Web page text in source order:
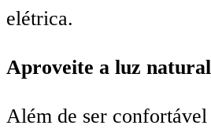
elétrica.
Aproveite a luz natural
Além de ser confortável